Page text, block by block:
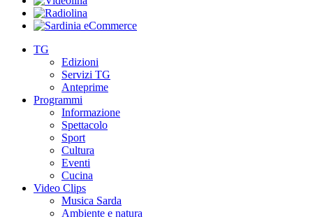
TG
Edizioni
Servizi TG
Anteprime
Programmi
Informazione
Spettacolo
Sport
Cultura
Eventi
Cucina
Video Clips
Musica Sarda
Ambiente e natura